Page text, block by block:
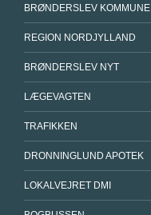
BRØNDERSLEV KOMMUNE
REGION NORDJYLLAND
BRØNDERSLEV NYT
LÆGEVAGTEN
TRAFIKKEN
DRONNINGLUND APOTEK
LOKALVEJRET DMI